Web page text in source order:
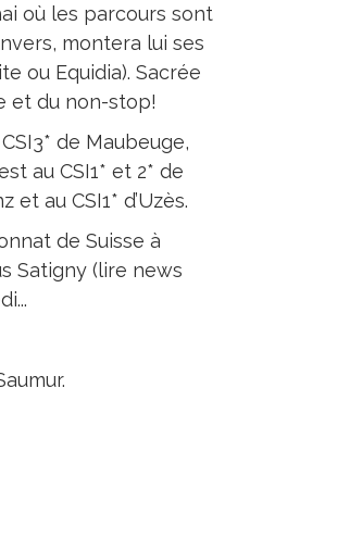
où les parcours sont
montera lui ses
ou Equidia). Sacrée
et du non-stop!
de Maubeuge,
au CSI1* et 2* de
au CSI1* d’Uzès.
de Suisse à
Satigny (lire news